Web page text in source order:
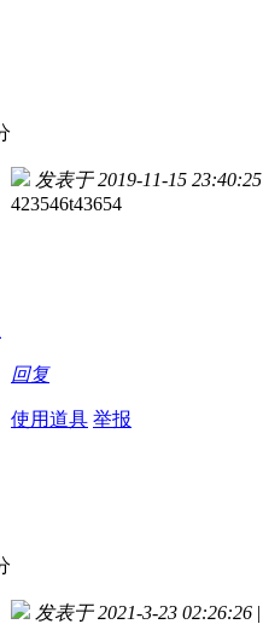
发表于 2019-11-15 23:40:25
423546t43654
回复
使用道具 举报
发表于 2021-3-23 02:26:26 |